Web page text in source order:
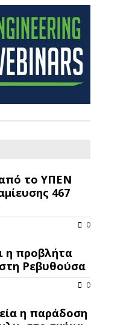
το ΥΠΕΝ
467
0
η προβλήτα
Ρεβυθούσα
0
η παράδοση